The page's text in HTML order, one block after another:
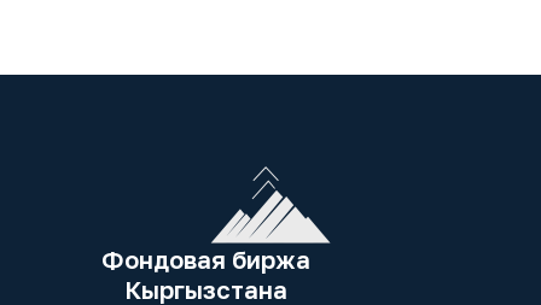
Фондовая биржа
Кыргызстана